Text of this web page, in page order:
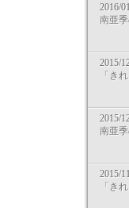
2016/
南亜
2015/
「き
2015/
南亜
2015/
「き